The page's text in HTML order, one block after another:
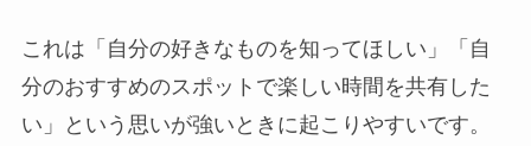
これは「自分の好きなものを知ってほしい」「自
分のおすすめのスポットで楽しい時間を共有した
い」という思いが強いときに起こりやすいです。